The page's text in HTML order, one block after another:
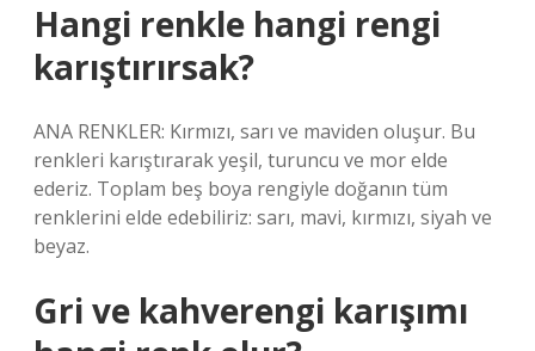
Hangi renkle hangi rengi
karıştırırsak?
ANA RENKLER: Kırmızı, sarı ve maviden oluşur. Bu
renkleri karıştırarak yeşil, turuncu ve mor elde
ederiz. Toplam beş boya rengiyle doğanın tüm
renklerini elde edebiliriz: sarı, mavi, kırmızı, siyah ve
beyaz.
Gri ve kahverengi karışımı